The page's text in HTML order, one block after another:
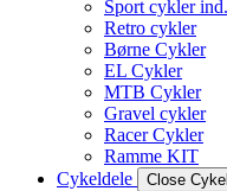
Sport cykler
Retro cykler
Børne Cykler
EL Cykler
MTB Cykler
Gravel cykler
Racer Cykler
Ramme KIT
Cykeldele
Close